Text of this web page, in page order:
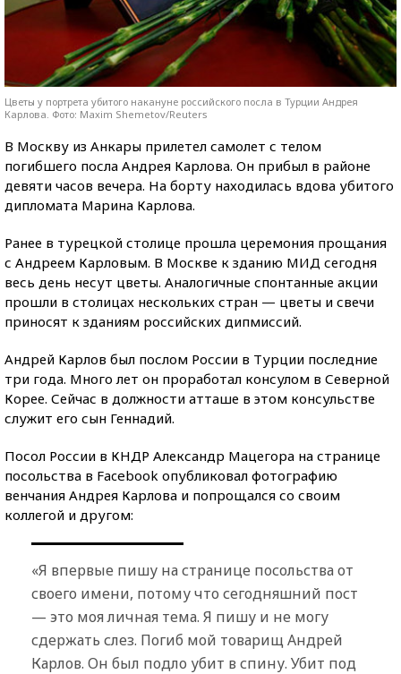
Цветы у портрета убитого накануне российского посла в Турции Андрея
Карлова. Фото: Maxim Shemetov/Reuters
В Москву из Анкары прилетел самолет с телом
погибшего посла Андрея Карлова. Он прибыл в районе
девяти часов вечера. На борту находилась вдова убитого
дипломата Марина Карлова.
Ранее в турецкой столице прошла церемония прощания
с Андреем Карловым. В Москве к зданию МИД сегодня
весь день несут цветы. Аналогичные спонтанные акции
прошли в столицах нескольких стран — цветы и свечи
приносят к зданиям российских дипмиссий.
Андрей Карлов был послом России в Турции последние
три года. Много лет он проработал консулом в Северной
Корее. Сейчас в должности атташе в этом консульстве
служит его сын Геннадий.
Посол России в КНДР Александр Мацегора на странице
посольства в Facebook опубликовал фотографию
венчания Андрея Карлова и попрощался со своим
коллегой и другом:
«Я впервые пишу на странице посольства от
своего имени, потому что сегодняшний пост
— это моя личная тема. Я пишу и не могу
сдержать слез. Погиб мой товарищ Андрей
Карлов. Он был подло убит в спину. Убит под